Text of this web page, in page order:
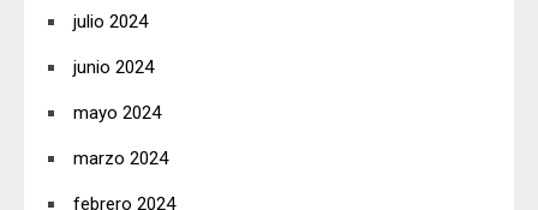
julio 2024
junio 2024
mayo 2024
marzo 2024
febrero 2024